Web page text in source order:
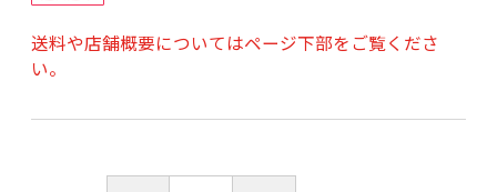
中でもフローラディクス/Floradixは60か国で60
No.1のセルフメディケーション商品です。(ドイ
送料や店舗概要についてはページ下部をご覧くださ
い。